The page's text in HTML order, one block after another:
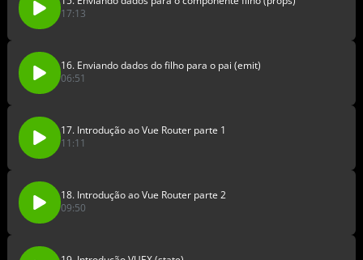
17:13
16. Enviando dados do filho para o pai (emit)
06:51
17. Introdução ao Vue Router parte 1
11:11
18. Introdução ao Vue Router parte 2
09:50